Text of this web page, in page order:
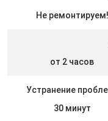
Не ремонтируем!
от 2 часов
Устранение
30 минут